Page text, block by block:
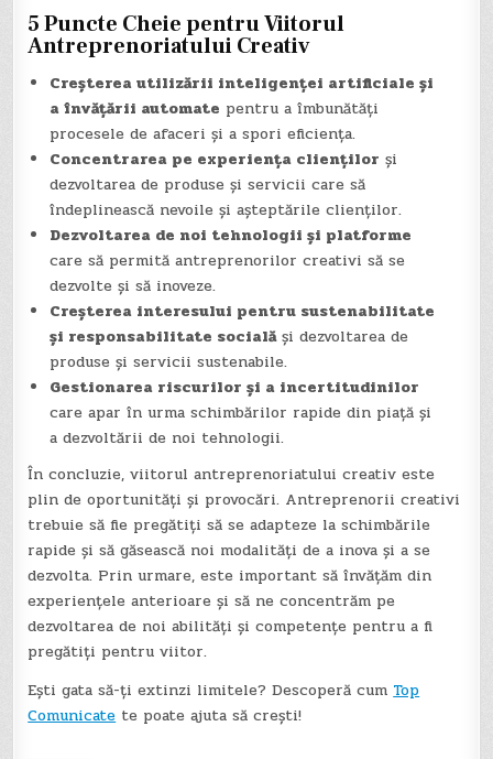
5 Puncte Cheie pentru Viitorul
Antreprenoriatului Creativ
Creșterea utilizării inteligenței artificiale și
a învățării automate pentru a îmbunătăți
procesele de afaceri și a spori eficiența.
Concentrarea pe experiența clienților și
dezvoltarea de produse și servicii care să
îndeplinească nevoile și așteptările clienților.
Dezvoltarea de noi tehnologii și platforme
care să permită antreprenorilor creativi să se
dezvolte și să inoveze.
Creșterea interesului pentru sustenabilitate
și responsabilitate socialăși dezvoltarea de
produse și servicii sustenabile.
Gestionarea riscurilor și a incertitudinilor
care apar în urma schimbărilor rapide din piață și
a dezvoltării de noi tehnologii.
În concluzie, viitorul antreprenoriatului creativ este
plin de oportunități și provocări. Antreprenorii creativi
trebuie să fie pregătiți să se adapteze la schimbările
rapide și să găsească noi modalități de a inova și a se
dezvolta. Prin urmare, este important să învățăm din
experiențele anterioare și să ne concentrăm pe
dezvoltarea de noi abilități și competențe pentru a fi
pregătiți pentru viitor.
Ești gata să-ți extinzi limitele? Descoperă cum Top
Comunicate te poate ajuta să crești!